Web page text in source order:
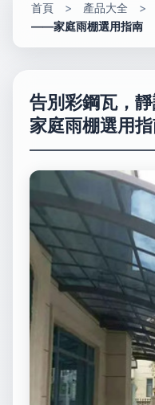
首頁 > 產品大全 >
——家庭雨棚選用指南
告別彩鋼瓦，
家庭雨棚選用